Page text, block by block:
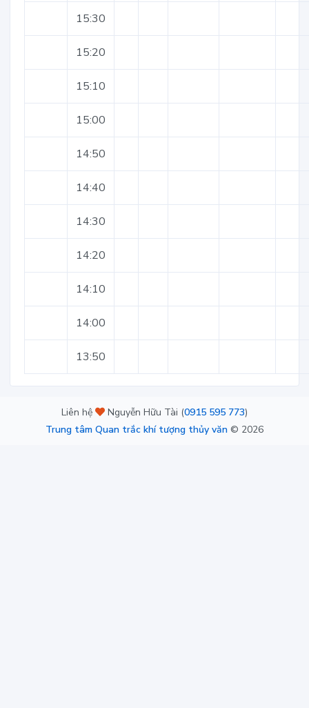
15:30
15:20
15:10
15:00
14:50
14:40
14:30
14:20
14:10
14:00
13:50
Liên hệ Nguyễn Hữu Tài (0915 595 773)
Trung tâm Quan trắc khí tượng thủy văn © 2026